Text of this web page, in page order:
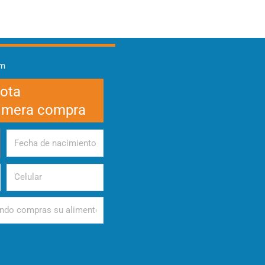
compra
de
nacimiento
Celular